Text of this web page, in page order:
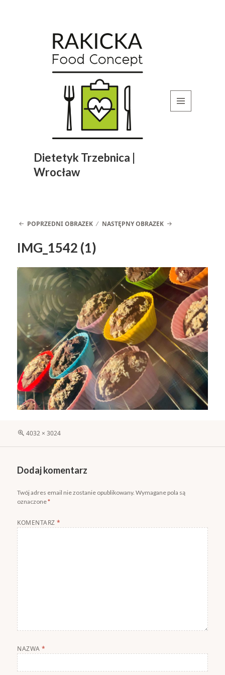
Dietetyk Trzebnica |
Wrocław
POPRZEDNI OBRAZEK NASTĘPNY OBRAZEK
IMG_1542 (1)
Pełny
4032 × 3024
Dodaj komentarz
Twój adres email nie zostanie opublikowany. Wymagane pola są
oznaczone*
KOMENTARZ*
NAZWA*